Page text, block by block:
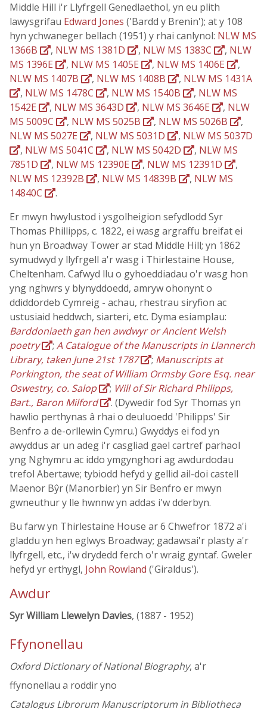
Middle Hill i'r Llyfrgell Genedlaethol, yn eu plith
lawysgrifau Edward Jones ('Bardd y Brenin'); at y 108
hyn ychwaneger bellach (1951) y rhai canlynol: NLW MS
1366B
, NLW MS 1381D , NLW MS 1383C , NLW
MS 1396E
, NLW MS 1405E , NLW MS 1406E
,
NLW MS 1407B
, NLW MS 1408B , NLW MS 1431A
, NLW MS 1478C , NLW MS 1540B , NLW MS
1542E
, NLW MS 3643D , NLW MS 3646E , NLW
MS 5009C
, NLW MS 5025B , NLW MS 5026B
,
NLW MS 5027E
, NLW MS 5031D , NLW MS 5037D
, NLW MS 5041C , NLW MS 5042D , NLW MS
7851D
, NLW MS 12390E , NLW MS 12391D
,
NLW MS 12392B
, NLW MS 14839B , NLW MS
14840C
.
Er mwyn hwylustod i ysgolheigion sefydlodd Syr
Thomas Phillipps, c. 1822, ei wasg argraffu breifat ei
hun yn Broadway Tower ar stad Middle Hill; yn 1862
symudwyd y llyfrgell a'r wasg i Thirlestaine House,
Cheltenham. Cafwyd llu o gyhoeddiadau o'r wasg hon
yng nghwrs y blynyddoedd, amryw ohonynt o
ddiddordeb Cymreig - achau, rhestrau siryfion ac
ustusiaid heddwch, siarteri, etc. Dyma esiamplau:
Barddoniaeth gan hen awdwyr or Ancient Welsh
poetry
; A Catalogue of the Manuscripts in Llannerch
Library, taken June 21st 1787
; Manuscripts at
Porkington, the seat of William Ormsby Gore Esq. near
Oswestry, co. Salop
; Will of Sir Richard Philipps,
Bart., Baron Milford
. (Dywedir fod Syr Thomas yn
hawlio perthynas â rhai o deuluoedd 'Philipps' Sir
Benfro a de-orllewin Cymru.) Gwyddys ei fod yn
awyddus ar un adeg i'r casgliad gael cartref parhaol
yng Nghymru ac iddo ymgynghori ag awdurdodau
trefol Abertawe; tybiodd hefyd y gellid ail-doi castell
Maenor Bŷr (Manorbier) yn Sir Benfro er mwyn
gwneuthur y lle hwnnw yn addas i'w dderbyn.
Bu farw yn Thirlestaine House ar 6 Chwefror 1872 a'i
gladdu yn hen eglwys Broadway; gadawsai'r plasty a'r
llyfrgell, etc., i'w drydedd ferch o'r wraig gyntaf. Gweler
hefyd yr erthygl, John Rowland ('Giraldus').
Awdur
Syr William Llewelyn Davies, (1887 - 1952)
Ffynonellau
Oxford Dictionary of National Biography, a'r
ffynonellau a roddir yno
Catalogus Librorum Manuscriptorum in Bibliotheca